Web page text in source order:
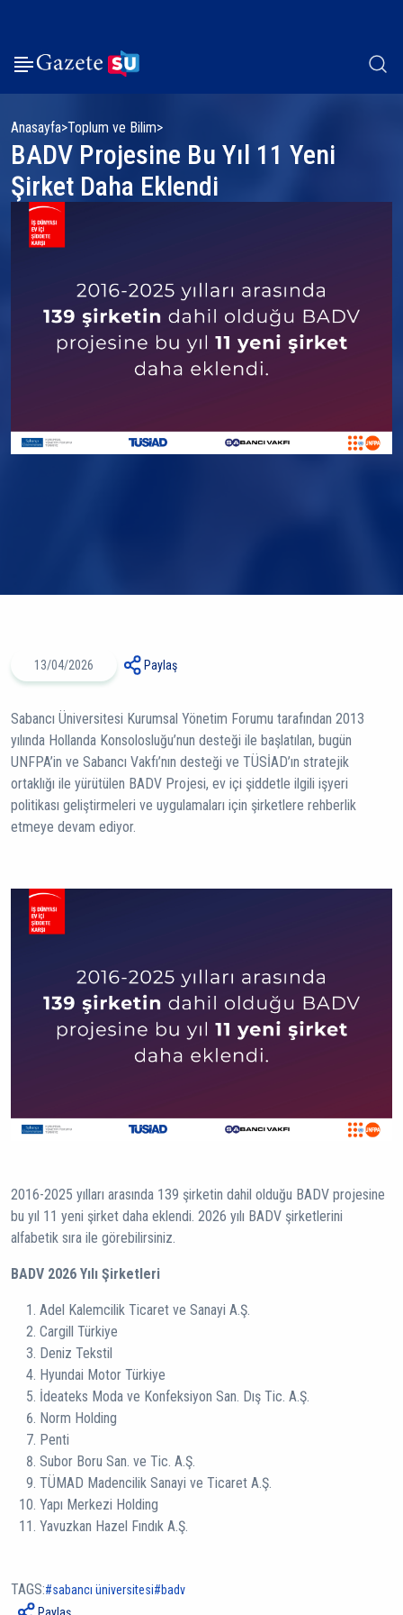
Anasayfa Toplum ve Bilim
BADV Projesine Bu Yıl 11 Yeni
Şirket Daha Eklendi
13/04/2026 Paylaş
Sabancı Üniversitesi Kurumsal Yönetim Forumu tarafından 2013
yılında Hollanda Konsolosluğu’nun desteği ile başlatılan, bugün
UNFPA’in ve Sabancı Vakfı’nın desteği ve TÜSİAD’ın stratejik
ortaklığı ile yürütülen BADV Projesi, ev içi şiddetle ilgili işyeri
politikası geliştirmeleri ve uygulamaları için şirketlere rehberlik
etmeye devam ediyor.
2016-2025 yılları arasında 139 şirketin dahil olduğu BADV projesine
bu yıl 11 yeni şirket daha eklendi. 2026 yılı BADV şirketlerini
alfabetik sıra ile görebilirsiniz.
BADV 2026 Yılı Şirketleri
Adel Kalemcilik Ticaret ve Sanayi A.Ş.
Cargill Türkiye
Deniz Tekstil
Hyundai Motor Türkiye
İdeateks Moda ve Konfeksiyon San. Dış Tic. A.Ş.
Norm Holding
Penti
Subor Boru San. ve Tic. A.Ş.
TÜMAD Madencilik Sanayi ve Ticaret A.Ş.
Yapı Merkezi Holding
Yavuzkan Hazel Fındık A.Ş.
TAGS: sabancı üniversitesi badv